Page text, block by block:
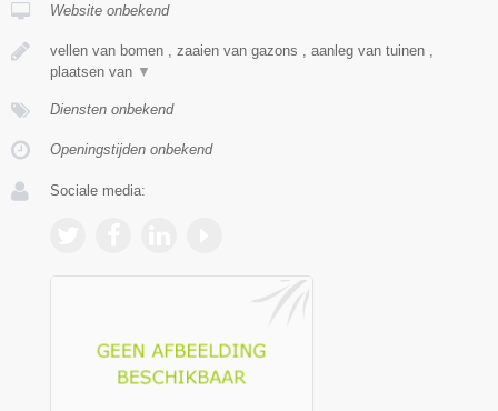
Website onbekend
vellen van bomen , zaaien van gazons , aanleg van tuinen ,
plaatsen van ▼
Diensten onbekend
Openingstijden onbekend
Sociale media: